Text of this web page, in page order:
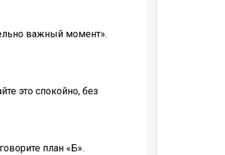
важный момент».
это спокойно, без
план «Б».